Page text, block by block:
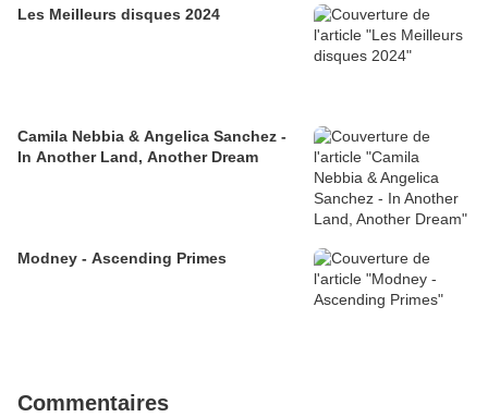
Les Meilleurs disques 2024
Camila Nebbia & Angelica Sanchez -
In Another Land, Another Dream
Modney - Ascending Primes
Commentaires